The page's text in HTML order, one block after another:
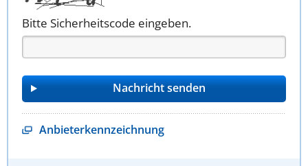
Bitte Sicherheitscode eingeben.
Anbieterkennzeichnung